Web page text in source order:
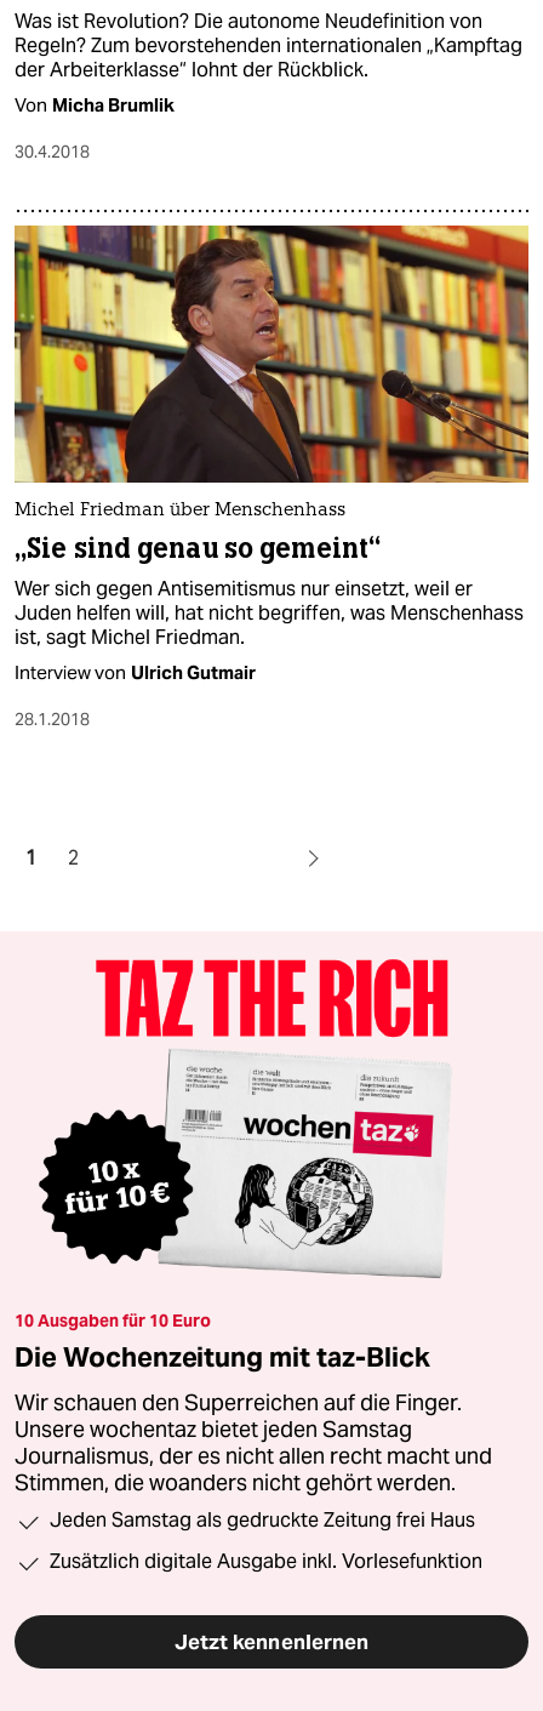
Was ist Revolution? Die autonome Neudefinition von
Regeln? Zum bevorstehenden internationalen „Kampftag
der Arbeiterklasse“ lohnt der Rückblick.
Von Micha Brumlik
30.4.2018
Michel Friedman über Menschenhass
„Sie sind genau so gemeint“
Wer sich gegen Antisemitismus nur einsetzt, weil er
Juden helfen will, hat nicht begriffen, was Menschenhass
ist, sagt Michel Friedman.
Interview von Ulrich Gutmair
28.1.2018
1 2
10 Ausgaben für 10 Euro
Die Wochenzeitung mit taz-Blick
Wir schauen den Superreichen auf die Finger.
Unsere wochentaz bietet jeden Samstag
Journalismus, der es nicht allen recht macht und
Stimmen, die woanders nicht gehört werden.
Jeden Samstag als gedruckte Zeitung frei Haus
Zusätzlich digitale Ausgabe inkl. Vorlesefunktion
Jetzt kennenlernen